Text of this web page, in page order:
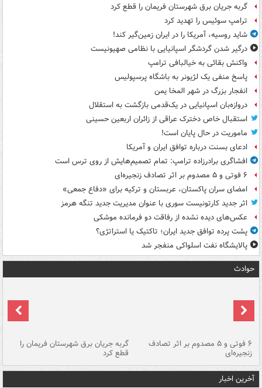
گربه جریان برق شهرستان فریمان را قطع کرد
ترامپ سوئیس را تهدید کرد
شاید روسیه، آمریکا را در ایران زمین‌گیر کند!
درگیر شدن گردشگر اسپانیایی با نظامی صهیونیست
واکنش بقائی به خیالبافی ترامپ
پاسخ منفی یک لژیونر به باشگاه پرسپولیس
انفجار بزرگ در شهر المخا یمن
دروازه‌بان اسپانیایی در یک‌قدمی بازگشت به استقلال
استقبال خاص دخترک عراقی از زائران اربعین حسینی
ماموریت در حال پایان است!
ادعای بسنت درباره توافق ایران و آمریکا
افشاگری برادرزاده ترامپ: تمام تصمیم‌هایش از روی ترس است
۶ فوتی و ۵ مصدوم بر اثر تصادف زنجیره‌ای
امضای سران پاکستان، عربستان و ترکیه برای «دفاع جمعی»
اثر جدید کارتونیست سوری با عنوان مدیریت جدید تنگه هرمز
عکس‌های دیده نشده از رفاقت دو فرمانده‌ موشکی
پشت پرده توافق جدید ایران؛ تاکتیک یا استراتژی؟
پالایشگاه نفت اسلواکی منفجر شد
حوادث
۶ فوتی و ۵ مصدوم بر اثر تصادف
زنجیره‌ای
گربه جریان برق شهرستان فریمان را
قطع کرد
آخرین اخبار